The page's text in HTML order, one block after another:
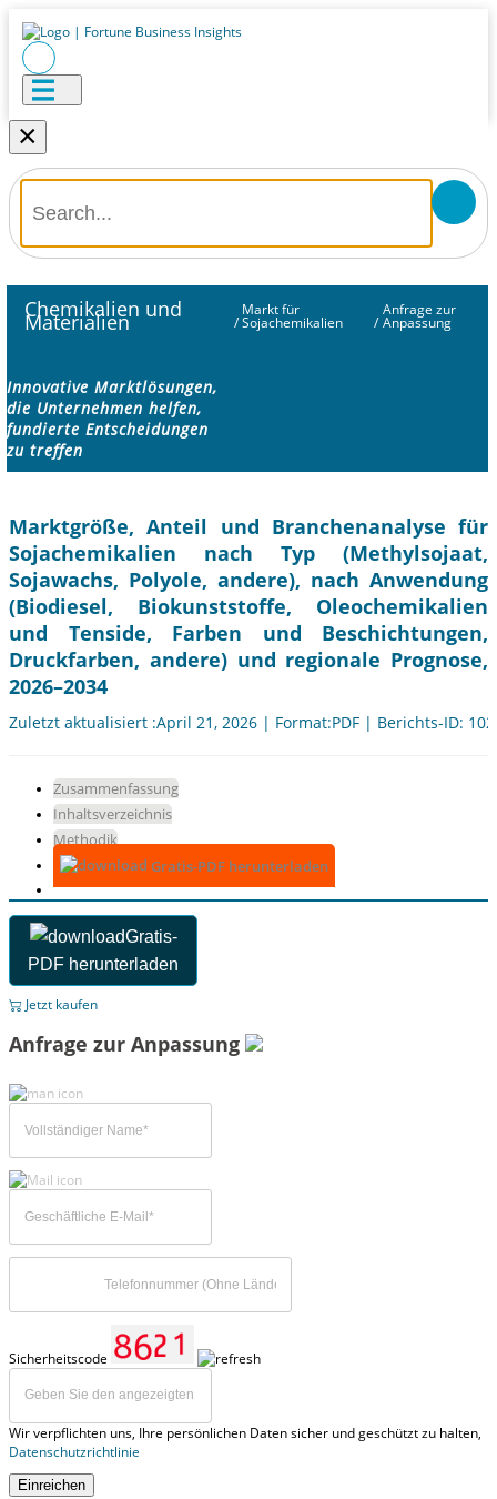
×
Chemikalien und
Materialien /
Markt für
Sojachemikalien /
Anfrage zur
Anpassung
Innovative Marktlösungen,
die Unternehmen helfen,
fundierte Entscheidungen
zu treffen
Marktgröße, Anteil und Branchenanalyse für
Sojachemikalien nach Typ (Methylsojaat,
Sojawachs, Polyole, andere), nach Anwendung
(Biodiesel, Biokunststoffe, Oleochemikalien
und Tenside, Farben und Beschichtungen,
Druckfarben, andere) und regionale Prognose,
2026–2034
Zuletzt aktualisiert :April 21, 2026 | Format:PDF | Berichts-ID:
Zusammenfassung
Inhaltsverzeichnis
Methodik
Gratis-PDF herunterladen
Gratis-
PDF herunterladen
Jetzt kaufen
Anfrage zur Anpassung
Sicherheitscode
Wir verpflichten uns, Ihre persönlichen Daten sicher und geschützt zu halten,
Datenschutzrichtlinie
Einreichen